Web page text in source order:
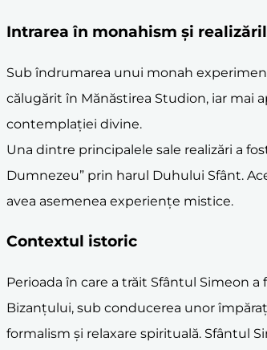
Intrarea în monahism și
Sub îndrumarea unui monah
călugărit în Mănăstirea Studion, iar mai
contemplației divine.
Una dintre principalele sale realizări a
Dumnezeu” prin harul Duhului Sfânt.
avea asemenea experiențe mistice.
Contextul istoric
Perioada în care a trăit Sfântul Simeon
Bizanțului, sub conducerea unor
formalism și relaxare spirituală. Sfântul